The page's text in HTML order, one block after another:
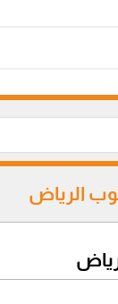
الرياض